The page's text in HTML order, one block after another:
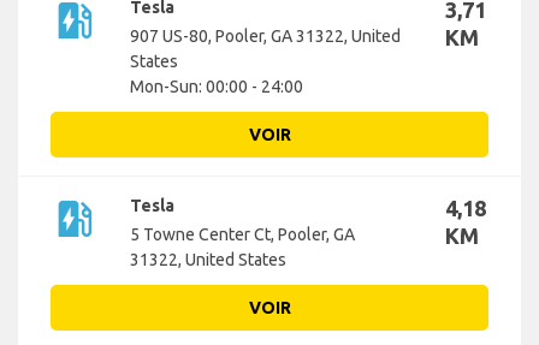
ev_station
Tesla
907 US-80, Pooler, GA 31322, United
States
Mon-Sun: 00:00 - 24:00
3,71
KM
VOIR
ev_station
Tesla
5 Towne Center Ct, Pooler, GA
31322, United States
4,18
KM
VOIR